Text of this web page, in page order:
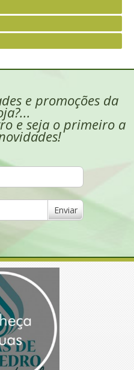
e promoções da
e seja o primeiro a
Enviar